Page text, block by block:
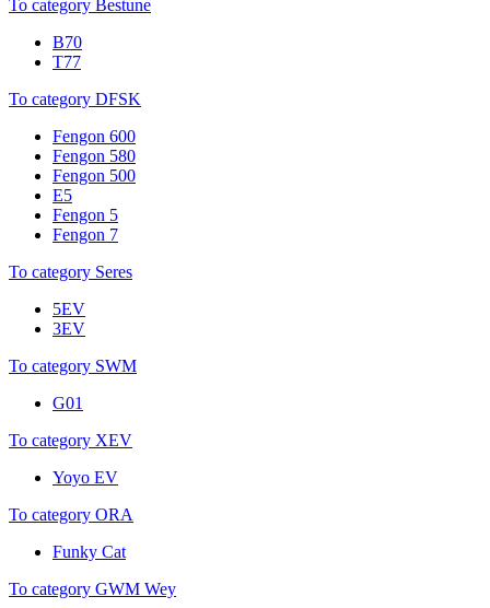
To category Bestune
B70
T77
To category DFSK
Fengon 600
Fengon 580
Fengon 500
E5
Fengon 5
Fengon 7
To category Seres
5EV
3EV
To category SWM
G01
To category XEV
Yoyo EV
To category ORA
Funky Cat
To category GWM Wey